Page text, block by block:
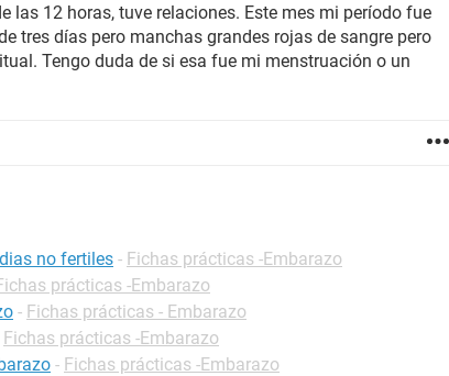
las 12 horas, tuve relaciones. Este mes mi período fue
tres días pero manchas grandes rojas de sangre pero
Tengo duda de si esa fue mi menstruación o un
no fertiles - Fichas prácticas -Embarazo
prácticas -Embarazo
- Fichas prácticas - Embarazo
Fichas prácticas -Embarazo
- Fichas prácticas -Embarazo